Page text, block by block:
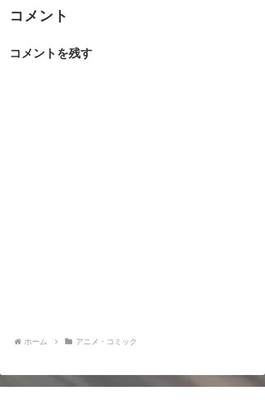
コメント
コメントを残す
ホーム アニメ・コミック